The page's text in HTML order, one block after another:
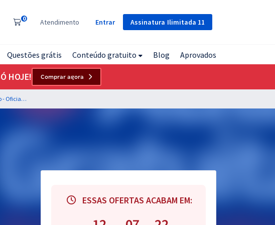
Assinatura Ilimitada 11
0 Atendimento Entrar
Questões grátis Conteúdo gratuito Blog Aprovados
HOJE! Comprar agora
PMERJ - Polícia Militar do Estado do Rio de Janeiro - Oficial Temporário (Pré-Edital)
ESSAS OFERTAS ACABAM EM: